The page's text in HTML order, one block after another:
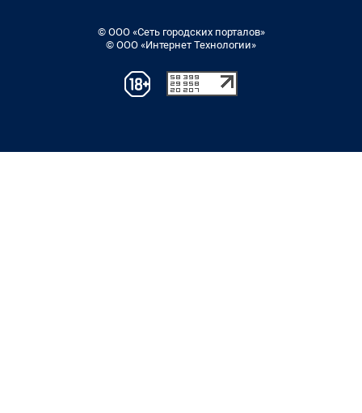
© ООО «Сеть городских порталов»
© ООО «Интернет Технологии»